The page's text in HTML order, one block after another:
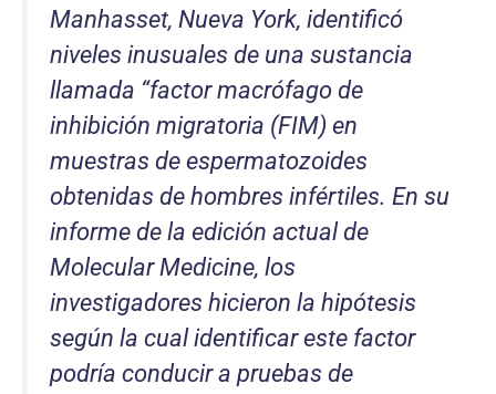
Manhasset, Nueva York, identificó
niveles inusuales de una sustancia
llamada “factor macrófago de
inhibición migratoria (FIM) en
muestras de espermatozoides
obtenidas de hombres infértiles. En su
informe de la edición actual de
Molecular Medicine, los
investigadores hicieron la hipótesis
según la cual identificar este factor
podría conducir a pruebas de